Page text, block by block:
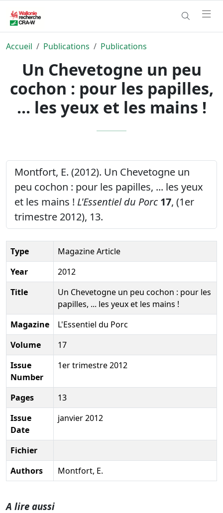
Accueil Publications Publications
Un Chevetogne un peu
cochon : pour les papilles,
... les yeux et les mains !
Montfort, E. (2012). Un Chevetogne un
peu cochon : pour les papilles, ... les yeux
et les mains ! L'Essentiel du Porc 17, (1er
trimestre 2012), 13.
Type
Magazine Article
Year
2012
Title
Un Chevetogne un peu cochon : pour les
papilles, ... les yeux et les mains !
Magazine
L'Essentiel du Porc
Volume
17
Issue
Number
1er trimestre 2012
Pages
13
Issue
Date
janvier 2012
Fichier
Authors
Montfort, E.
A lire aussi